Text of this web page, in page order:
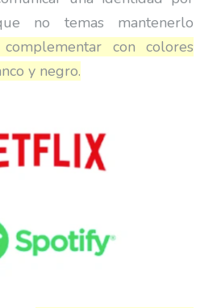
no temas mantenerlo
con colores
y negro.